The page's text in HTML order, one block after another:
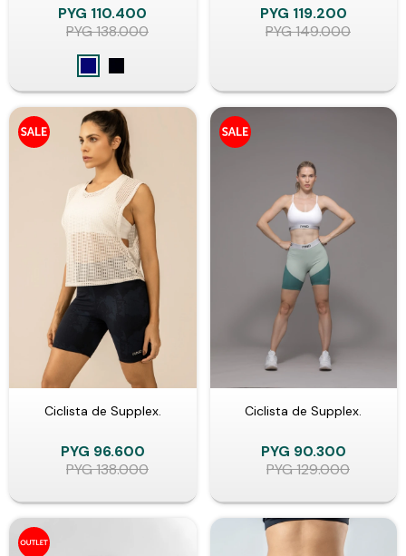
PYG 110.400
PYG138.000
PYG 119.200
PYG149.000
Ciclista de Supplex.
PYG 96.600
PYG138.000
Ciclista de Supplex.
PYG 90.300
PYG129.000